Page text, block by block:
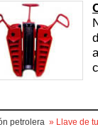
petrolera » Llave de